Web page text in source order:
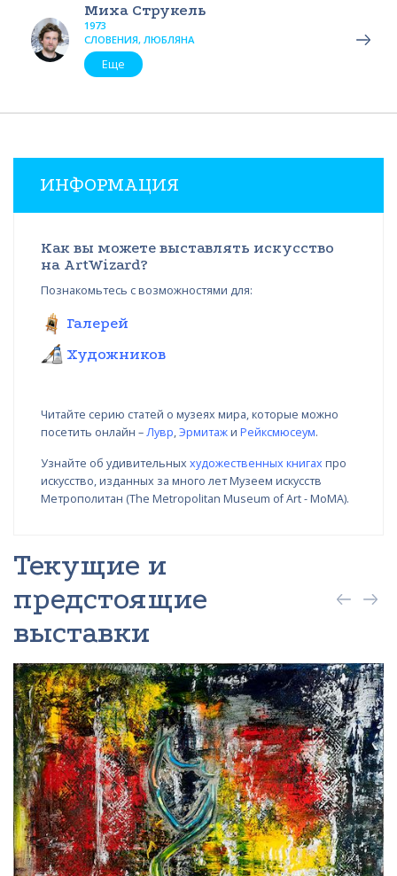
Миха Струкель
1973
СЛОВЕНИЯ, ЛЮБЛЯНА
Еще
ИНФОРМАЦИЯ
Как вы можете выставлять искусство
на ArtWizard?
Познакомьтесь с возможностями для:
Галерей
Художников
Читайте серию статей о музеях мира, которые можно
посетить онлайн –Лувр,Эрмитажи Рейксмюсеум.
Узнайте об удивительных художественных книгах про
искусство, изданных за много лет Музеем искусств
Метрополитан (The Metropolitan Museum of Art - MoMA).
Текущие и
предстоящие
выставки